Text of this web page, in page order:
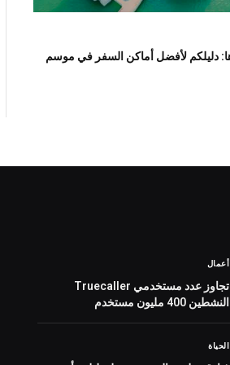
دليلكم لأفضل أماكن السفر في موسم
أعمال
تجاوز عدد مستخدمي Truecaller
النشطين 400 مليون مستخدم
الحياة